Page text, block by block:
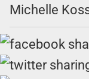
Michelle